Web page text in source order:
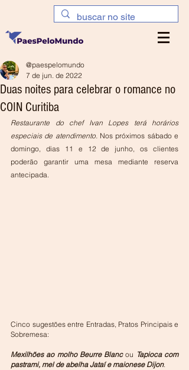
Duas noites para celebrar o romance no
COIN Curitiba
@paespelomundo
7 de jun. de 2022
Restaurante do chef Ivan Lopes terá horários
especiais de atendimento. Nos próximos sábado e
domingo, dias 11 e 12 de junho, os clientes
poderão garantir uma mesa mediante reserva
antecipada.
Cinco sugestões entre Entradas, Pratos Principais e
Sobremesa:
Mexilhões ao molho Beurre Blanc ou Tapioca com
pastrami, mel de abelha Jataí e maionese Dijon.